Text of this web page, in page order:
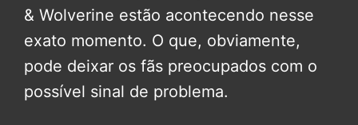
& Wolverine estão acontecendo nesse
exato momento. O que, obviamente,
pode deixar os fãs preocupados com o
possível sinal de problema.